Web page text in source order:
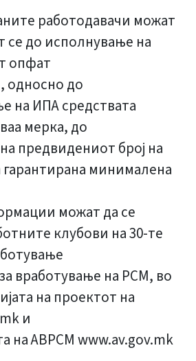
работодавачи можат
се до исполнување на
опфат
односно до
на ИПА средствата
мерка, до
предвидениот број на
минималена
можат да се
клубови на 30-те
вработување на РСМ, во
на проектот на
и
на АВРСМ www.av.gov.mk